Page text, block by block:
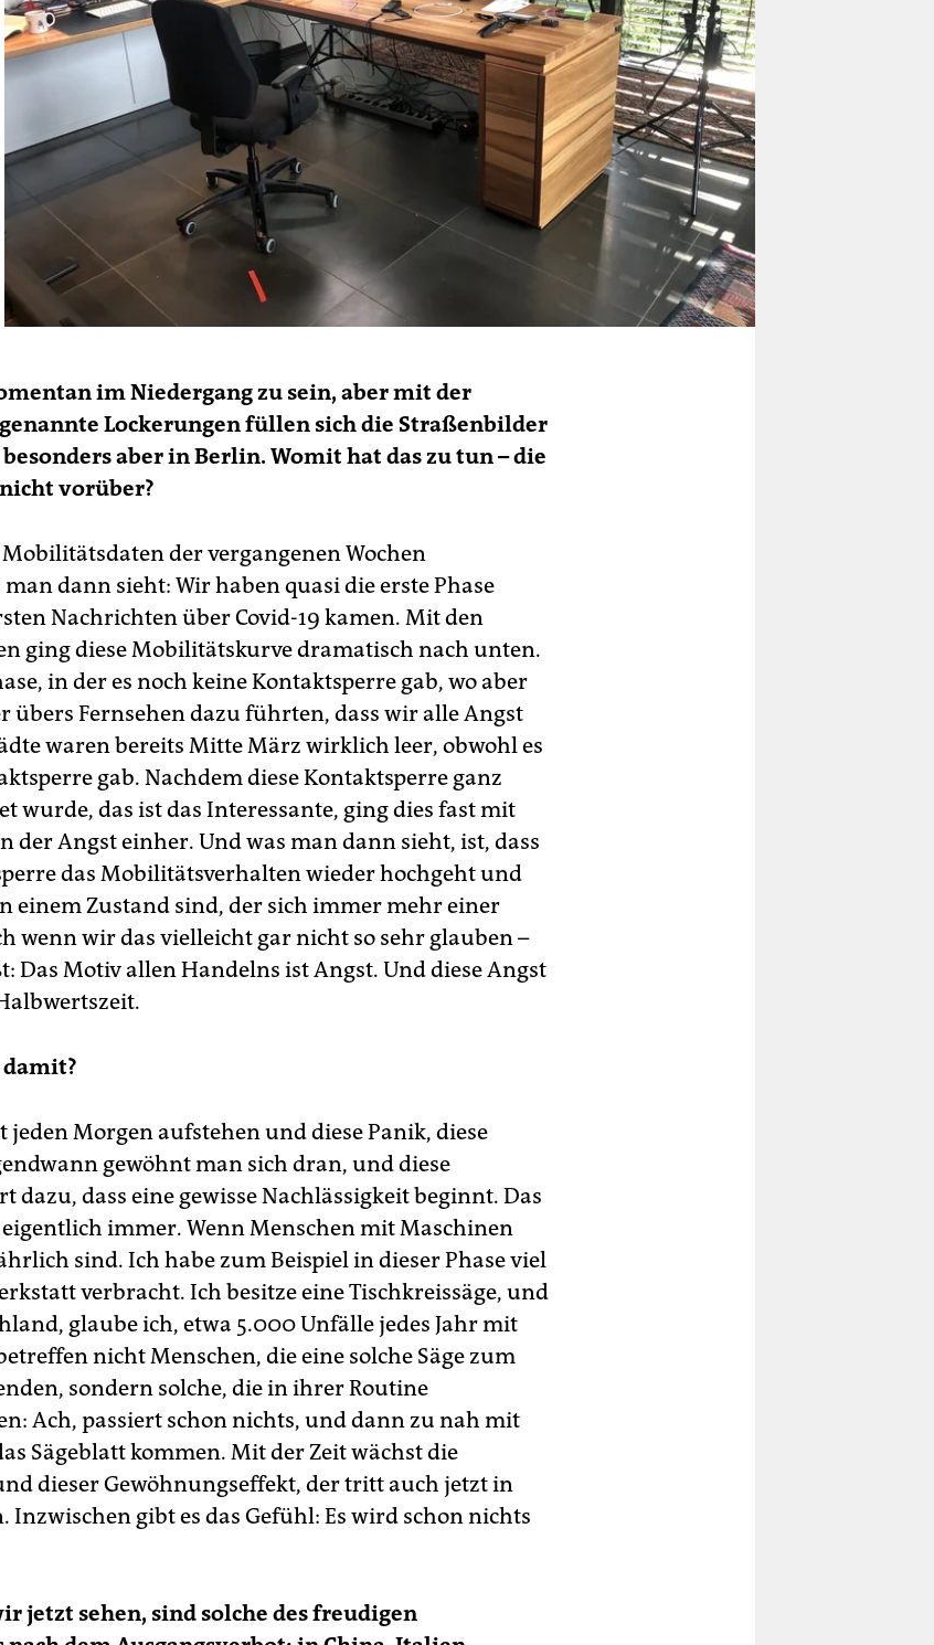
im Niedergang zu sein, aber mit der
Lockerungen füllen sich die Straßenbilder
aber in Berlin. Womit hat das zu tun – die
vorüber?
der vergangenen Wochen
man dann sieht: Wir haben quasi die erste Phase
Nachrichten über Covid-19 kamen. Mit den
ging diese Mobilitätskurve dramatisch nach unten.
in der es noch keine Kontaktsperre gab, wo aber
übers Fernsehen dazu führten, dass wir alle Angst
waren bereits Mitte März wirklich leer, obwohl es
gab. Nachdem diese Kontaktsperre ganz
wurde, das ist das Interessante, ging dies fast mit
der Angst einher. Und was man dann sieht, ist, dass
das Mobilitätsverhalten wieder hochgeht und
einem Zustand sind, der sich immer mehr einer
wenn wir das vielleicht gar nicht so sehr glauben –
Das Motiv allen Handelns ist Angst. Und diese Angst
damit?
jeden Morgen aufstehen und diese Panik, diese
gewöhnt man sich dran, und diese
dazu, dass eine gewisse Nachlässigkeit beginnt. Das
immer. Wenn Menschen mit Maschinen
sind. Ich habe zum Beispiel in dieser Phase viel
verbracht. Ich besitze eine Tischkreissäge, und
glaube ich, etwa 5.000 Unfälle jedes Jahr mit
nicht Menschen, die eine solche Säge zum
sondern solche, die in ihrer Routine
Ach, passiert schon nichts, und dann zu nah mit
Sägeblatt kommen. Mit der Zeit wächst die
dieser Gewöhnungseffekt, der tritt auch jetzt in
Inzwischen gibt es das Gefühl: Es wird schon nichts
jetzt sehen, sind solche des freudigen